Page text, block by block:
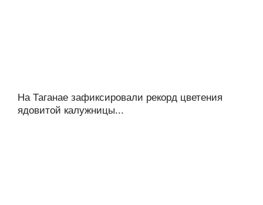
На Таганае зафиксировали рекорд цветения
ядовитой калужницы...